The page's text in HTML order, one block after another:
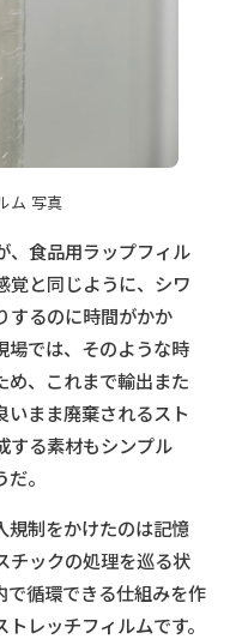
ム 写真
、食品用ラップフィル
覚と同じように、シワ
するのに時間がかか
場では、そのような時
め、これまで輸出また
いまま廃棄されるスト
する素材もシンプル
。
規制をかけたのは記憶
チックの処理を巡る状
で循環できる仕組みを作
レッチフィルムです。